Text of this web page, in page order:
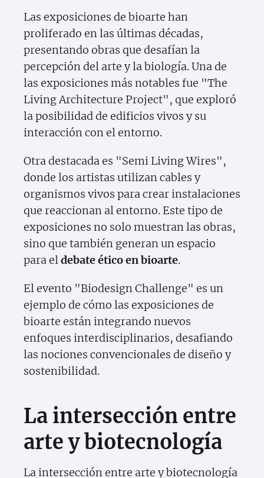
Las exposiciones de bioarte han
proliferado en las últimas décadas,
presentando obras que desafían la
percepción del arte y la biología. Una de
las exposiciones más notables fue "The
Living Architecture Project", que exploró
la posibilidad de edificios vivos y su
interacción con el entorno.
Otra destacada es "Semi Living Wires",
donde los artistas utilizan cables y
organismos vivos para crear instalaciones
que reaccionan al entorno. Este tipo de
exposiciones no solo muestran las obras,
sino que también generan un espacio
para eldebate ético en bioarte.
El evento "Biodesign Challenge" es un
ejemplo de cómo las exposiciones de
bioarte están integrando nuevos
enfoques interdisciplinarios, desafiando
las nociones convencionales de diseño y
sostenibilidad.
La intersección entre
arte y biotecnología
La intersección entre arte y biotecnología